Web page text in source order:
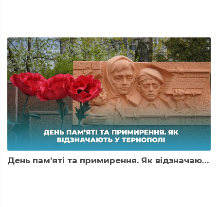
День пам’яті та примирення. Як відзначають у Тернополі